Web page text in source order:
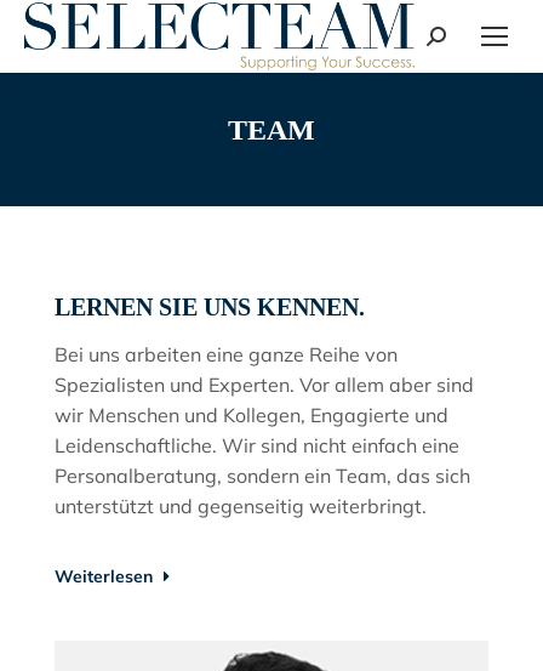
Search:
TEAM
LERNEN SIE UNS KENNEN.
Bei uns arbeiten eine ganze Reihe von
Spezialisten und Experten. Vor allem aber sind
wir Menschen und Kollegen, Engagierte und
Leidenschaftliche. Wir sind nicht einfach eine
Personalberatung, sondern ein Team, das sich
unterstützt und gegenseitig weiterbringt.
Weiterlesen